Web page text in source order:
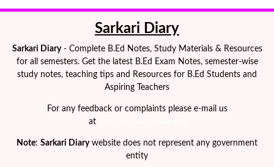
Sarkari Diary
Sarkari Diary- Complete B.Ed Notes, Study Materials & Resources
for all semesters. Get the latest B.Ed Exam Notes, semester-wise
study notes, teaching tips and Resources for B.Ed Students and
Aspiring Teachers
For any feedback or complaints please e-mail us
at
Note: Sarkari Diarywebsite does not represent any government
entity